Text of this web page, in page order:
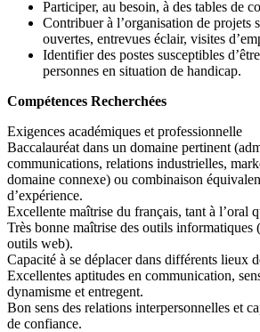
Participer, au besoin, à des tables de
Contribuer à l’organisation de projets
ouvertes, entrevues éclair, visites
Identifier des postes susceptibles
personnes en situation de handicap.
Compétences Recherchées
Exigences académiques et professionnelle
Baccalauréat dans un domaine pertinent
communications, relations industrielles,
domaine connexe) ou combinaison
d’expérience.
Excellente maîtrise du français, tant à l’oral
Très bonne maîtrise des outils
outils web).
Capacité à se déplacer dans différents lieux
Excellentes aptitudes en communication,
dynamisme et entregent.
Bon sens des relations interpersonnelles et
de confiance.